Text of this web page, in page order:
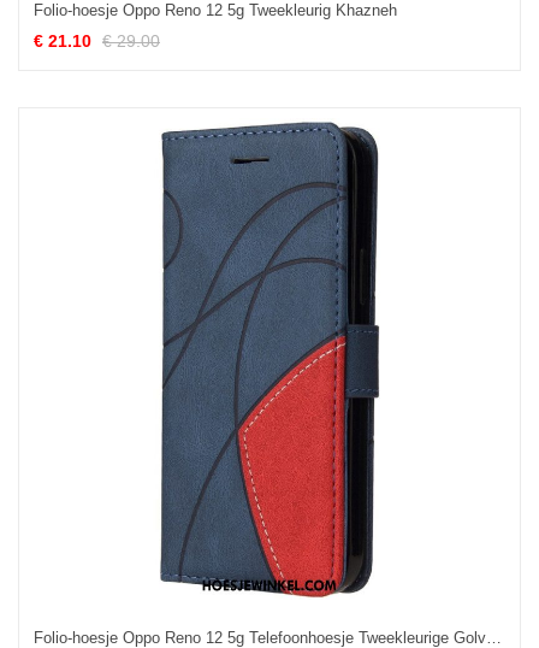
Folio-hoesje Oppo Reno 12 5g Tweekleurig Khazneh
€ 21.10 € 29.00
Folio-hoesje Oppo Reno 12 5g Telefoonhoesje Tweekleurige Golvende Lijnen